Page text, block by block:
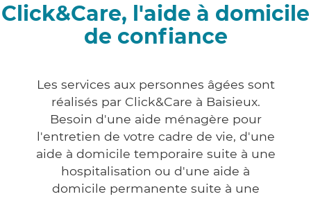
Click&Care, l'aide à domicile
de confiance
Les services aux personnes âgées sont
réalisés par Click&Care à Baisieux.
Besoin d'une aide ménagère pour
l'entretien de votre cadre de vie, d'une
aide à domicile temporaire suite à une
hospitalisation ou d'une aide à
domicile permanente suite à une